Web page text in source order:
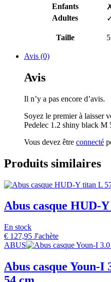
Enfants
Adultes
Taille
Avis (0)
Avis
Il n’y a pas encore d’avis.
Soyez le premier à laisser
Pedelec 1.2 shiny black M
Vous devez être connecté
Produits similaires
Abus casque HUD-
En stock
€ 127,95 J'achète
ABUS
Abus casque Youn-